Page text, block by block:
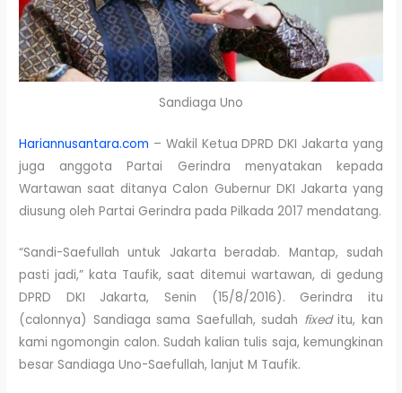
Sandiaga Uno
Hariannusantara.com – Wakil Ketua DPRD DKI Jakarta yang
juga anggota Partai Gerindra menyatakan kepada
Wartawan saat ditanya Calon Gubernur DKI Jakarta yang
diusung oleh Partai Gerindra pada Pilkada 2017 mendatang.
“Sandi-Saefullah untuk Jakarta beradab. Mantap, sudah
pasti jadi,” kata Taufik, saat ditemui wartawan, di gedung
DPRD DKI Jakarta, Senin (15/8/2016). Gerindra itu
(calonnya) Sandiaga sama Saefullah, sudah fixeditu, kan
kami ngomongin calon. Sudah kalian tulis saja, kemungkinan
besar Sandiaga Uno-Saefullah, lanjut M Taufik.